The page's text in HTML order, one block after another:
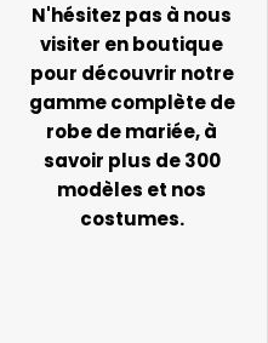
N'hésitez pas à nous
visiter en boutique
pour découvrir notre
gamme complète de
robe de mariée, à
savoir plus de 300
modèles et nos
costumes.